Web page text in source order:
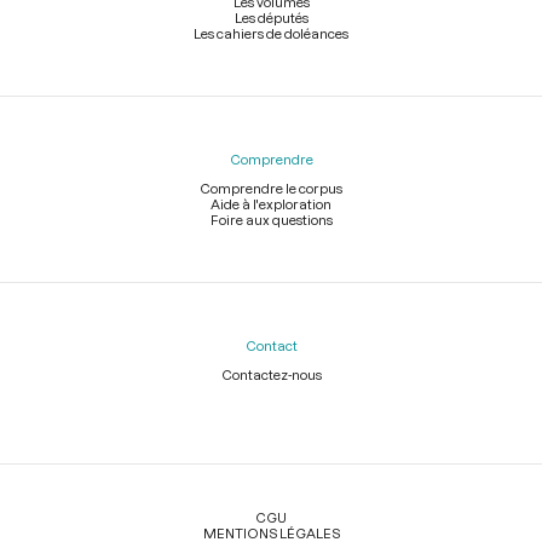
Les députés
Les cahiers de doléances
Comprendre
Comprendre le corpus
Aide à l'exploration
Foire aux questions
Contact
Contactez-nous
Légal
CGU
MENTIONS LÉGALES